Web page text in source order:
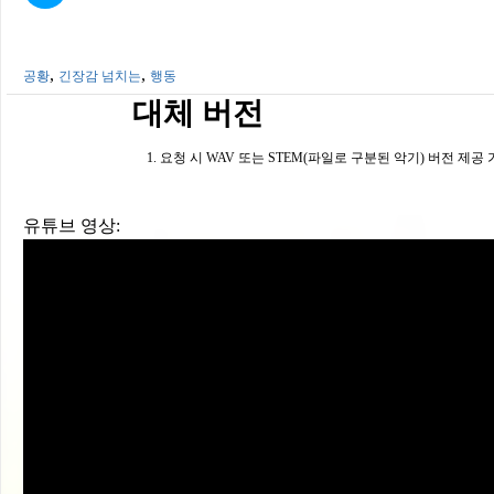
공황, 긴장감 넘치는, 행동
대체 버전
요청 시 WAV 또는 STEM(파일로 구분된 악기) 버전 제공
유튜브 영상: